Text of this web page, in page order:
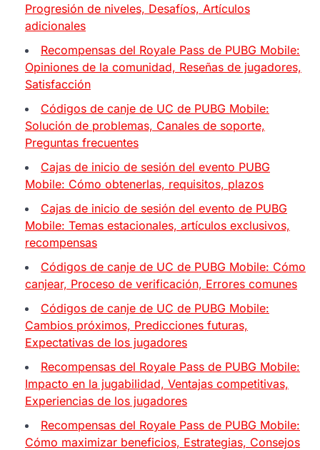
Progresión de niveles, Desafíos, Artículos
adicionales
Recompensas del Royale Pass de PUBG Mobile:
Opiniones de la comunidad, Reseñas de jugadores,
Satisfacción
Códigos de canje de UC de PUBG Mobile:
Solución de problemas, Canales de soporte,
Preguntas frecuentes
Cajas de inicio de sesión del evento PUBG
Mobile: Cómo obtenerlas, requisitos, plazos
Cajas de inicio de sesión del evento de PUBG
Mobile: Temas estacionales, artículos exclusivos,
recompensas
Códigos de canje de UC de PUBG Mobile: Cómo
canjear, Proceso de verificación, Errores comunes
Códigos de canje de UC de PUBG Mobile:
Cambios próximos, Predicciones futuras,
Expectativas de los jugadores
Recompensas del Royale Pass de PUBG Mobile:
Impacto en la jugabilidad, Ventajas competitivas,
Experiencias de los jugadores
Recompensas del Royale Pass de PUBG Mobile:
Cómo maximizar beneficios, Estrategias, Consejos